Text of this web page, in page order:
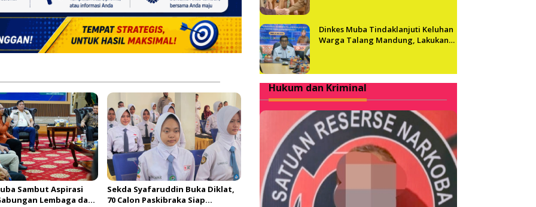
Sambut Aspirasi
Lembaga dan
Sekda Syafaruddin Buka Diklat,
70 Calon Paskibraka Siap
Dinkes Muba Tindaklanjuti Keluhan
Warga Talang Mandung, Lakukan
Hukum dan Kriminal